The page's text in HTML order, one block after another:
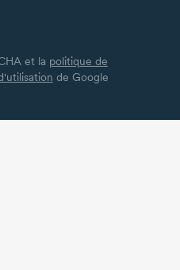
et la politique de
de Google